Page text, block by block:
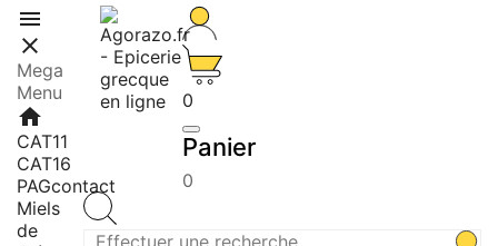


Mega
Menu
home
CAT11
CAT16
PAGcontact
Miels
de
0
Panier
0